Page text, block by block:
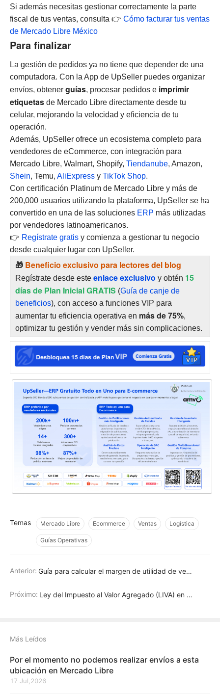
Si además necesitas gestionar correctamente la parte
fiscal de tus ventas, consulta 👉 Cómo facturar tus ventas
de Mercado Libre México
Para finalizar
La gestión de pedidos ya no tiene que depender de una
computadora. Con la App de UpSeller puedes organizar
envíos, obtener guías, procesar pedidos e imprimir
etiquetas de Mercado Libre directamente desde tu
celular, mejorando la velocidad y eficiencia de tu
operación.
Además, UpSeller ofrece un ecosistema completo para
vendedores de eCommerce, con integración para
Mercado Libre, Walmart, Shopify, Tiendanube, Amazon,
Shein, Temu, AliExpress y TikTok Shop.
Con certificación Platinum de Mercado Libre y más de
200,000 usuarios utilizando la plataforma, UpSeller se ha
convertido en una de las soluciones ERP más utilizadas
por vendedores latinoamericanos.
👉 Regístrate gratis y comienza a gestionar tu negocio
desde cualquier lugar con UpSeller.
🎁 Beneficio exclusivo para lectores del blog
Regístrate desde este enlace exclusivo y obtén 15
días de Plan Inicial GRATIS (Guía de canje de
beneficios), con acceso a funciones VIP para
aumentar tu eficiencia operativa en más de 75%,
optimizar tu gestión y vender más sin complicaciones.
Temas Mercado Libre Ecommerce Ventas Logística
Guías Operativas
Anterior: Guía para calcular el margen de utilidad de venta en Mercado Libre
Próximo: Ley del Impuesto al Valor Agregado (LIVA) en México: Guía Fácil
Más Leídos
Por el momento no podemos realizar envíos a esta
ubicación en Mercado Libre
17 Jul,2026